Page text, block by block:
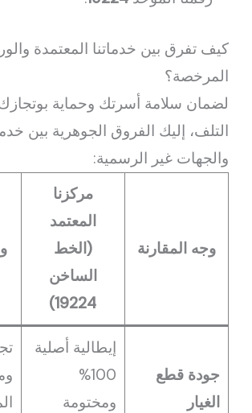
كيف تفرق بين خدماتنا المعتمدة
المرخصة؟
لضمان سلامة أسرتك وحماية
التلف، إليك الفروق الجوهرية بين
والجهات غير الرسمية:
وجه المقارنة
مركزنا
المعتمد
(الخط
الساخن
19224)
جودة قطع
الغيار
إيطالية أصلية
100%
ومختومة